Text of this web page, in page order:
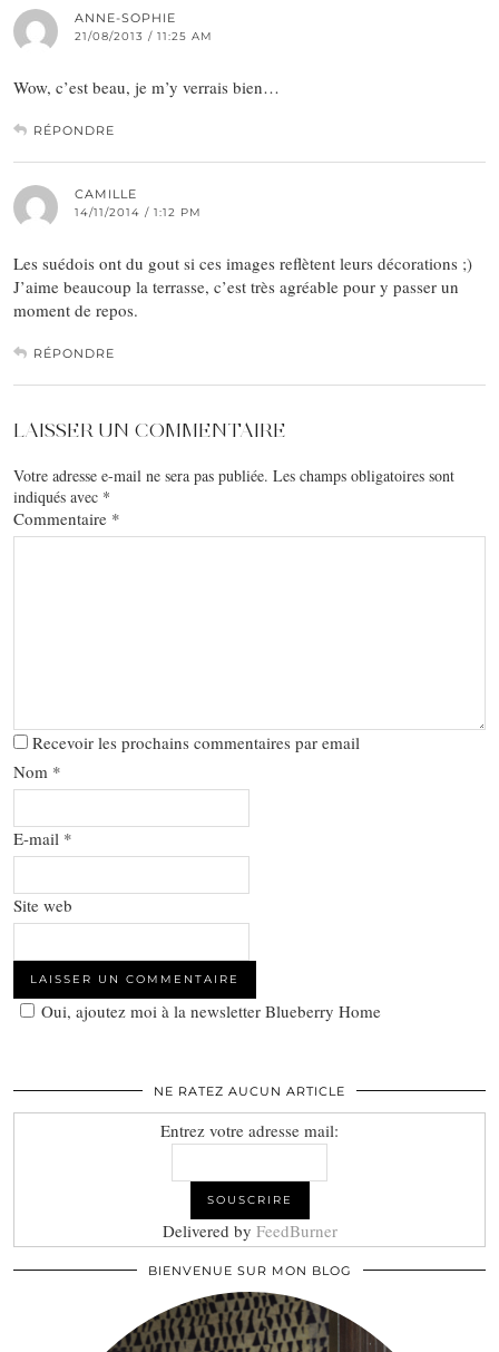
ANNE-SOPHIE
21/08/2013 / 11:25 AM
Wow, c’est beau, je m’y verrais bien…
RÉPONDRE
CAMILLE
14/11/2014 / 1:12 PM
Les suédois ont du gout si ces images reflètent leurs décorations ;)
J’aime beaucoup la terrasse, c’est très agréable pour y passer un
moment de repos.
RÉPONDRE
LAISSER UN COMMENTAIRE
Votre adresse e-mail ne sera pas publiée. Les champs obligatoires sont
indiqués avec *
Commentaire *
Recevoir les prochains commentaires par email
Nom *
E-mail *
Site web
Oui, ajoutez moi à la newsletter Blueberry Home
NE RATEZ AUCUN ARTICLE
Entrez votre adresse mail:
Delivered by FeedBurner
BIENVENUE SUR MON BLOG